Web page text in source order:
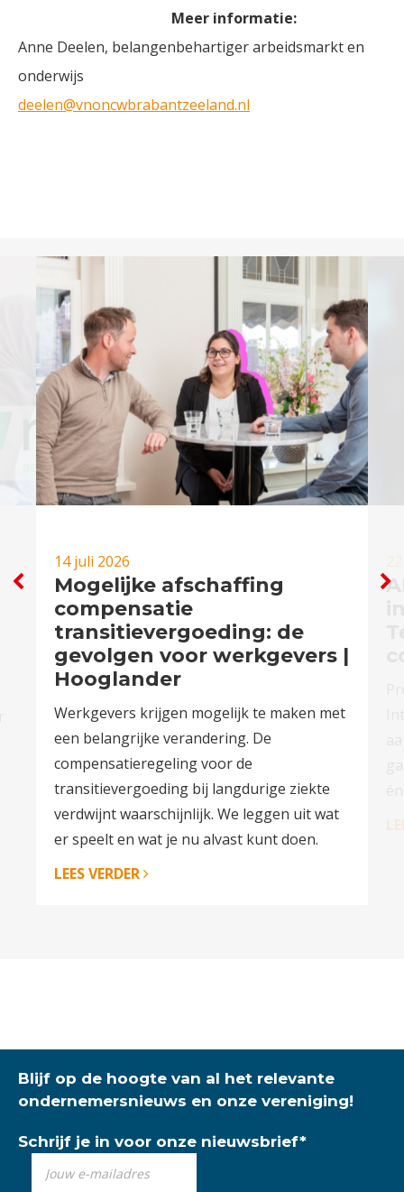
Meer informatie:
Anne Deelen, belangenbehartiger arbeidsmarkt en
onderwijs
deelen@vnoncwbrabantzeeland.nl
14 juli 2026
Mogelijke afschaffing
compensatie
transitievergoeding: de
gevolgen voor werkgevers |
Hooglander
Werkgevers krijgen mogelijk te maken met
een belangrijke verandering. De
compensatieregeling voor de
transitievergoeding bij langdurige ziekte
verdwijnt waarschijnlijk. We leggen uit wat
er speelt en wat je nu alvast kunt doen.
LEES VERDER
Blijf op de hoogte van al het relevante
ondernemersnieuws en onze vereniging!
Schrijf je in voor onze nieuwsbrief*